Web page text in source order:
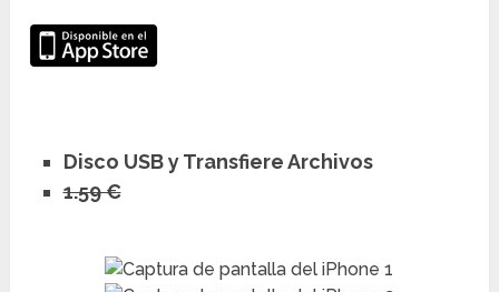
Disco USB y Transfiere Archivos
1.59 €